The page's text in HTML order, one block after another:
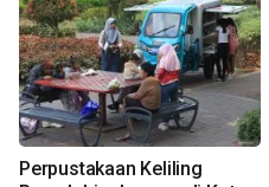
Perpustakaan Keliling